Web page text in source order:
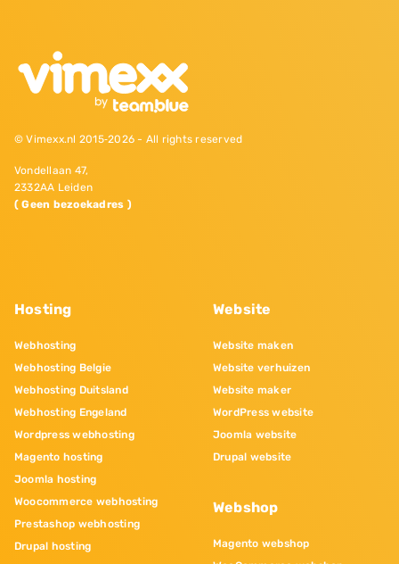
© Vimexx.nl 2015‐2026 - All rights reserved
Vondellaan 47,
2332AA Leiden
( Geen bezoekadres )
Hosting
Webhosting
Webhosting Belgie
Webhosting Duitsland
Webhosting Engeland
Wordpress webhosting
Magento hosting
Joomla hosting
Woocommerce webhosting
Prestashop webhosting
Drupal hosting
Website
Website maken
Website verhuizen
Website maker
WordPress website
Joomla website
Drupal website
Webshop
Magento webshop